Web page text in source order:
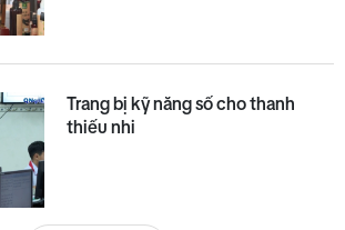
Trang bị kỹ năng số cho thanh
thiếu nhi